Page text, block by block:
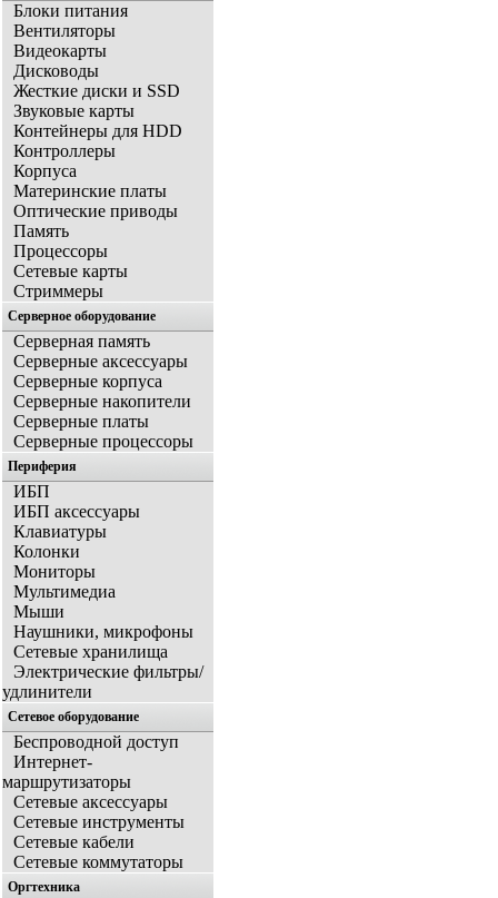
Блоки питания
Вентиляторы
Видеокарты
Дисководы
Жесткие диски и SSD
Звуковые карты
Контейнеры для HDD
Контроллеры
Корпуса
Материнские платы
Оптические приводы
Память
Процессоры
Сетевые карты
Стриммеры
Серверное оборудование
Серверная память
Серверные аксессуары
Серверные корпуса
Серверные накопители
Серверные платы
Серверные процессоры
Периферия
ИБП
ИБП аксессуары
Клавиатуры
Колонки
Мониторы
Мультимедиа
Мыши
Наушники, микрофоны
Сетевые хранилища
Электрические фильтры/
удлинители
Сетевое оборудование
Беспроводной доступ
Интернет-
маршрутизаторы
Сетевые аксессуары
Сетевые инструменты
Сетевые кабели
Сетевые коммутаторы
Оргтехника